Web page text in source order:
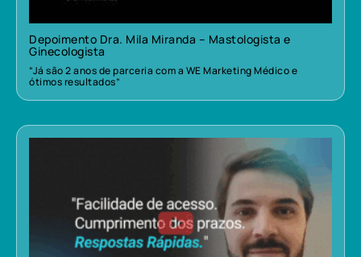
Depoimento Dra. Mila Miranda – Mastologista e
Ginecologista
“Já são 2 anos de parceria com a WE Marketing Médico e
ótimos resultados”